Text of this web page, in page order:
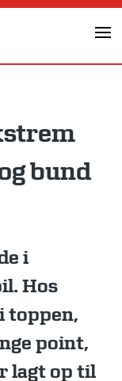
bund
i
Hos
toppen,
point,
lagt op til